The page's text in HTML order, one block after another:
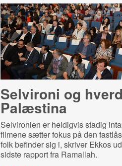
Selvironi og
Palæstina
Selvironien er heldigvis stadig
filmene sætter fokus på den
folk befinder sig i, skriver Ekkos
sidste rapport fra Ramallah.